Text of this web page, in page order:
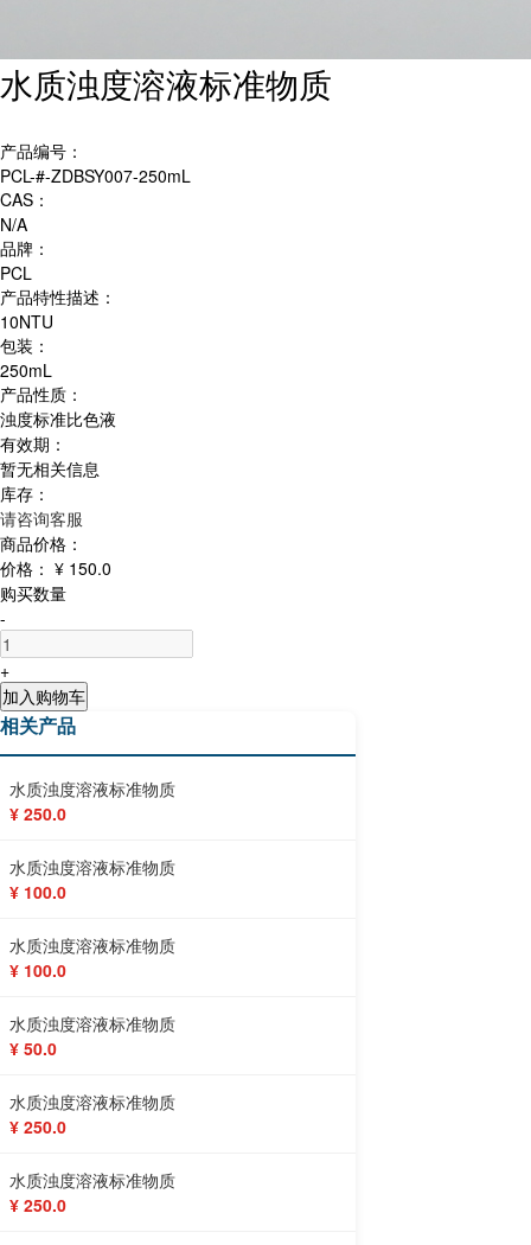
水质浊度溶液标准物质
产品编号：
PCL-#-ZDBSY007-250mL
CAS：
N/A
品牌：
PCL
产品特性描述：
10NTU
包装：
250mL
产品性质：
浊度标准比色液
有效期：
暂无相关信息
库存：
请咨询客服
商品价格：
价格： ¥ 150.0
购买数量
-
+
加入购物车
相关产品
水质浊度溶液标准物质
¥ 250.0
水质浊度溶液标准物质
¥ 100.0
水质浊度溶液标准物质
¥ 100.0
水质浊度溶液标准物质
¥ 50.0
水质浊度溶液标准物质
¥ 250.0
水质浊度溶液标准物质
¥ 250.0